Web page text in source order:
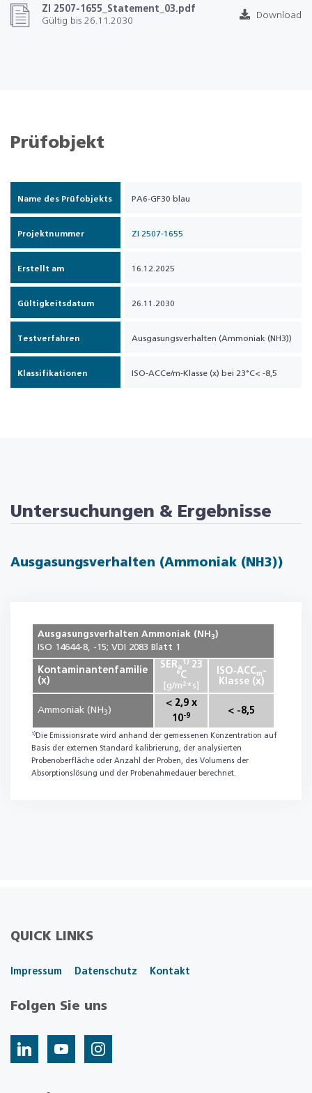
ZI 2507-1655_Statement_03.pdf
Gültig bis 26.11.2030
Download
Prüfobjekt
Name des Prüfobjekts PA6-GF30 blau
Projektnummer ZI 2507-1655
Erstellt am 16.12.2025
Gültigkeitsdatum 26.11.2030
Testverfahren Ausgasungsverhalten (Ammoniak (NH3))
Klassifikationen ISO-ACCe/m-Klasse (x) bei 23°C< -8,5
Untersuchungen & Ergebnisse
Ausgasungsverhalten (Ammoniak (NH3))
Ausgasungsverhalten Ammoniak (NH 3)
ISO 14644-8, -15; VDI 2083 Blatt 1
Kontaminantenfamilie
(x)
SER a
1)
23
°C
[g/m²*s]
ISO‑ACC m -
Klasse (x)
Ammoniak (NH3 )
< 2,9 x
10-9 < -8,5
1) Die Emissionsrate wird anhand der gemessenen Konzentration auf
Basis der externen Standard kalibrierung, der analysierten
Probenoberfläche oder Anzahl der Proben, des Volumens der
Absorptionslösung und der Probenahmedauer berechnet.
QUICK LINKS
Impressum Datenschutz Kontakt
Folgen Sie uns